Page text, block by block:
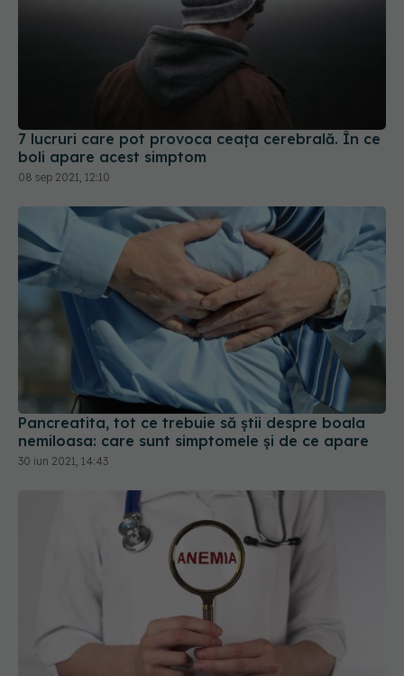
7 lucruri care pot provoca ceața cerebrală. În ce
boli apare acest simptom
Pancreatita, tot ce trebuie să știi despre boala
nemiloasa: care sunt simptomele și de ce apare
Anemia, cauze și simptome. Nica: Întâlnim
complicații precum leșin, insuficiență coronariană
sau respiratorie